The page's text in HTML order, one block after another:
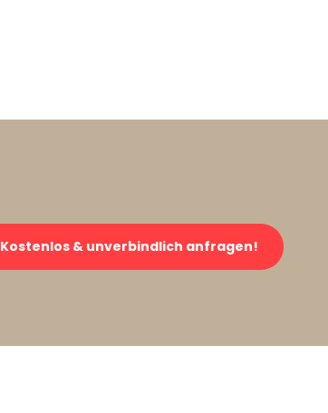
Kostenlos & unverbindlich anfragen!